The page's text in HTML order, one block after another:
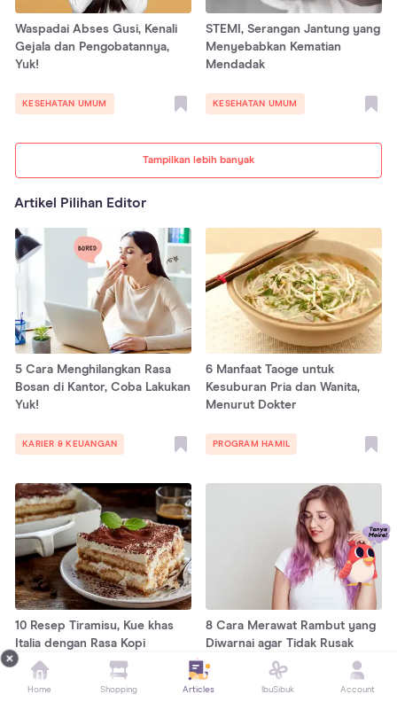
Tampilkan lebih banyak
Waspadai Abses Gusi, Kenali
Gejala dan Pengobatannya,
Yuk!
KESEHATAN UMUM
STEMI, Serangan Jantung yang
Menyebabkan Kematian
Mendadak
KESEHATAN UMUM
Artikel Pilihan Editor
5 Cara Menghilangkan Rasa
Bosan di Kantor, Coba Lakukan
Yuk!
KARIER & KEUANGAN
6 Manfaat Taoge untuk
Kesuburan Pria dan Wanita,
Menurut Dokter
PROGRAM HAMIL
10 Resep Tiramisu, Kue khas
Italia dengan Rasa Kopi
8 Cara Merawat Rambut yang
Diwarnai agar Tidak Rusak
Home Shopping Articles IbuSibuk Account